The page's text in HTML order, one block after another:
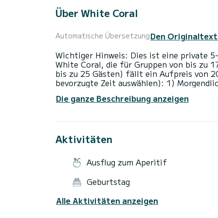
Über White Coral
Automatische ÜbersetzungDen
Wichtiger Hinweis: Dies ist eine private
White Coral, die für Gruppen von bis zu
bis zu 25 Gästen) fällt ein Aufpreis von
bevorzugte Zeit auswählen): 1)
nach Mitte August früher verschoben.
& Rhenia oder die berühmte Südküste
seiner großzügigen Geräumigkeit und
einem wirklich einzigartigen Erlebnis.
Rücktransport vom Hotel / Villa /
zubereitet von unserem Koch an Bord) -
Getränke (Wein & Bier) - Treibstoff -
(wetterabhängig) - WLAN Was nicht
Die ganze Beschreibung anzeigen
Aktivitäten
Ausflug zum Aperitif
Geburtstag
Alle Aktivitäten anzeigen